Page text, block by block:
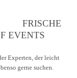
FRISCHE
EVENTS
Experten, der leicht
gerne suchen.